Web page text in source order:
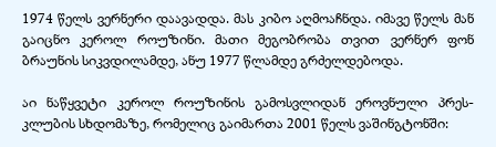
1974 წელს ვერნერი დაავადდა. მას კიბო აღმოაჩნდა. იმავე წელს მან
გაიცნო კეროლ როუზინი. მათი მეგობრობა თვით ვერნერ ფონ
ბრაუნის სიკვდილამდე, ანუ 1977 წლამდე გრძელდებოდა.
აი ნაწყვეტი კეროლ როუზინის გამოსვლიდან ეროვნული პრეს-
კლუბის სხდომაზე, რომელიც გაიმართა 2001 წელს ვაშინგტონში: